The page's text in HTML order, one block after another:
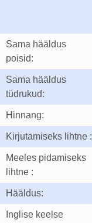
Sama hääldus
poisid:
Sama hääldus
tüdrukud:
Hinnang:
Kirjutamiseks lihtne :
Meeles pidamiseks
lihtne :
Hääldus:
Inglise keelse